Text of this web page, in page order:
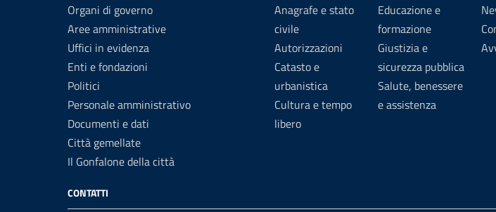
Organi di governo
Aree amministrative
Uffici in evidenza
Enti e fondazioni
Politici
Personale amministrativo
Documenti e dati
Città gemellate
Il Gonfalone della città
Anagrafe e stato
civile
Autorizzazioni
Catasto e
urbanistica
Cultura e tempo
libero
Educazione e
formazione
Giustizia e
sicurezza pubblica
Salute, benessere
e assistenza
CONTATTI